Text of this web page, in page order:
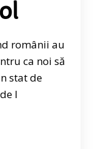
românii au
ca noi să
stat de
l